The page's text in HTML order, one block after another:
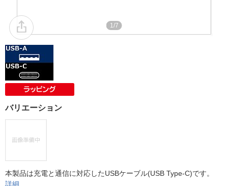
1/7
バリエーション
本製品は充電と通信に対応したUSBケーブル(USB Type-C)です。
詳細